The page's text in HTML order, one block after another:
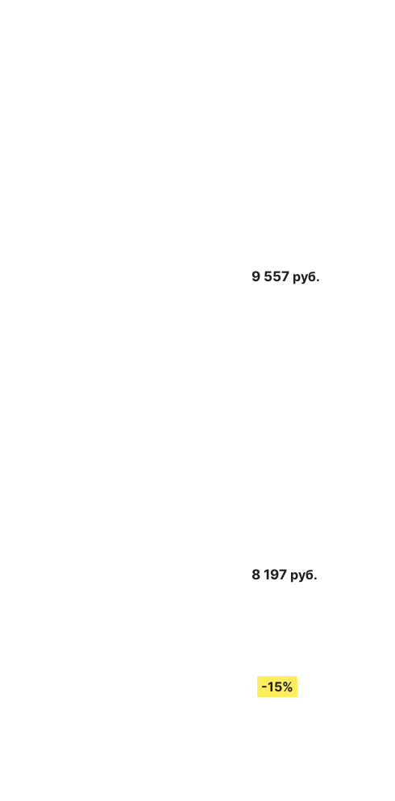
9 557 руб.
8 197 руб.